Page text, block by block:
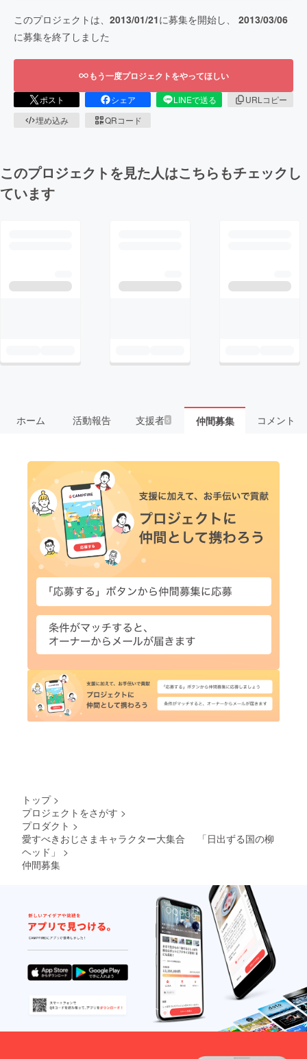
このプロジェクトは、 2013/01/21に募集を開始し、 2013/03/06
に募集を終了しました
もう一度プロジェクトをやってほしい
ポスト シェア LINEで送る
URLコピー
埋め込み
QRコード
このプロジェクトを見た人はこちらもチェックし
ています
ホーム 活動報告 支援者5 仲間募集 コメント
トップ >
プロジェクトをさがす >
プロダクト >
愛すべきおじさまキャラクター大集合 「日出ずる国の柳
ヘッド」
>
仲間募集